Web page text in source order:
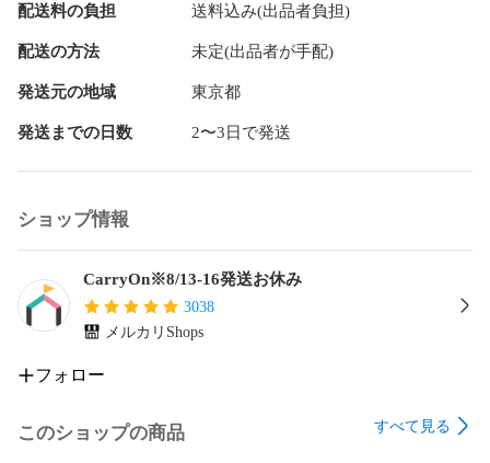
配送料の負担 送料込み(出品者負担)
配送の方法 未定(出品者が手配)
発送元の地域 東京都
発送までの日数 2〜3日で発送
ショップ情報
CarryOn※8/13-16発送お休み
3038
メルカリShops
フォロー
このショップの商品 すべて見る